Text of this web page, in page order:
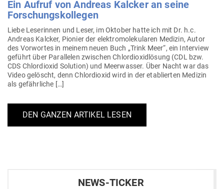
Ein Aufruf von Andreas Kalcker an seine
Forschungskollegen
Liebe Lese­rinnen und Leser, im Oktober hatte ich mit Dr. h.c.
Andreas Kalcker, Pionier der elek­tro­mo­le­ku­laren Medizin, Autor
des Vor­wortes in meinem neuen Buch „Trink Meer“, ein Interview
geführt über Par­al­lelen zwi­schen Chlor­di­oxid­lösung (CDL bzw.
CDS Chlor­dioxid Solution) und Meer­wasser. Über Nacht war das
Video gelöscht, denn Chlor­dioxid wird in der eta­blierten Medizin
als gefährliche […]
DEN GANZEN ARTIKEL LESEN
NEWS-TICKER